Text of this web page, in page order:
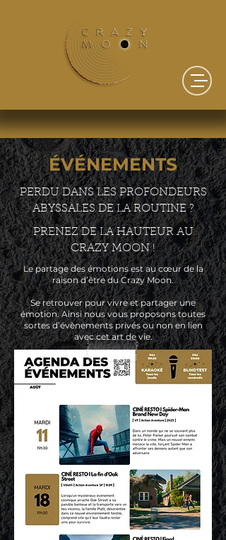
ÉVÉNEMENTS
PERDU DANS LES PROFONDEURS
ABYSSALES DE LA ROUTINE ?
PRENEZ DE LA HAUTEUR AU
CRAZY MOON !
Le partage des émotions est au cœur de la
raison d’être du Crazy Moon.
Se retrouver pour vivre et partager une
émotion. Ainsi nous vous proposons toutes
sortes d’évènements privés ou non en lien
avec cet art de vie.